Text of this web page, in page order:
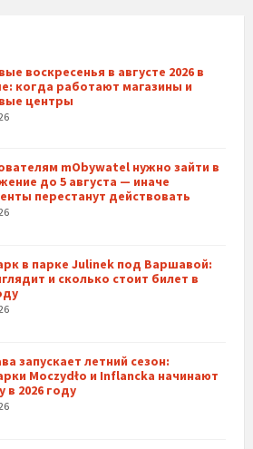
воскресенья в августе 2026 в
когда работают магазины и
центры
mObywatel нужно зайти в
до 5 августа — иначе
перестанут действовать
в парке Julinek под Варшавой:
и сколько стоит билет в
запускает летний сезон:
Moczydło и Inflancka начинают
в 2026 году